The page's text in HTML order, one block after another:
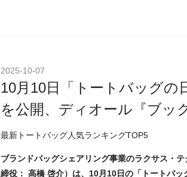
2025-10-07
10月10日「トートバッグ
を公開、ディオール『ブッ
最新トートバッグ人気ランキングTOP5
ブランドバッグシェアリング事業のラクサス・
締役： 高橋 啓介）は、10月10日の「トートバ